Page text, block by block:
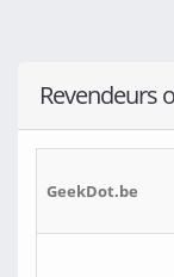
Revendeurs
GeekDot.be